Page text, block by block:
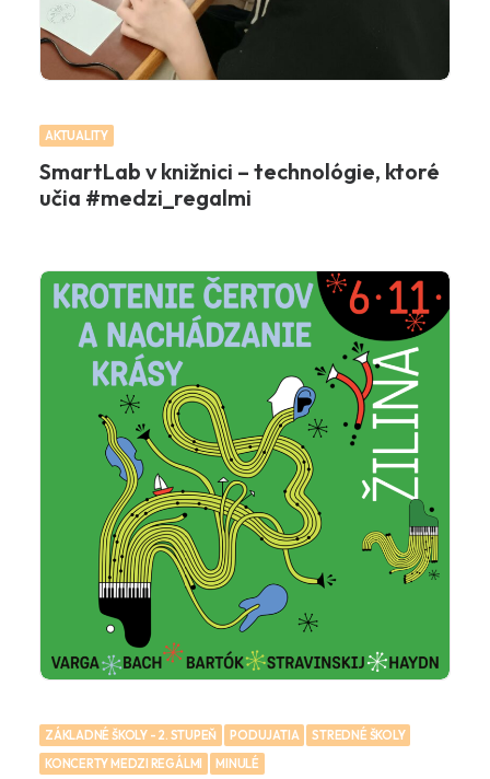
AKTUALITY
SmartLab v knižnici – technológie, ktoré
učia #medzi_regalmi
ZÁKLADNÉ ŠKOLY - 2. STUPEŇ PODUJATIA
STREDNÉ ŠKOLY
KONCERTY MEDZI REGÁLMI
MINULÉ